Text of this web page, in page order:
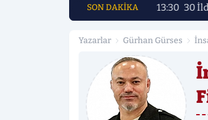
SON DAKİKA 13:30 30
Yazarlar Gürhan Gürses